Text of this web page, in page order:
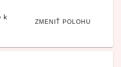
k
ZMENIŤ POLOHU